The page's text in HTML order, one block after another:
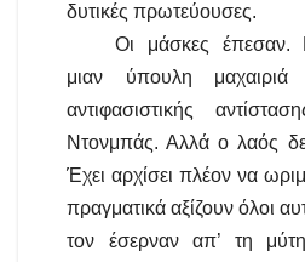
δυτικές πρωτεύουσες.
Οι μάσκες έπεσαν.
μιαν ύπουλη
αντιφασιστικής
Ντονμπάς. Αλλά ο λαός
Έχει αρχίσει πλέον να
πραγματικά αξίζουν όλοι
τον έσερναν απ’ τη